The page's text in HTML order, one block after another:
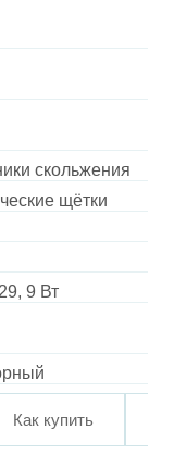
скольжения
щётки
9 Вт
Как купить